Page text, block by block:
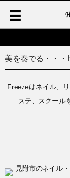
美を奏でる・・
Freezeはネイル、
ステ、スクール